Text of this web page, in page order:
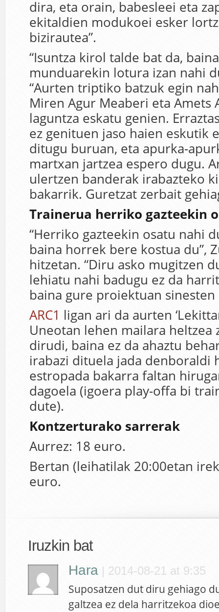
dira, eta orain, babesleei eta
ekitaldien modukoei esker
bizirautea”.
“Isuntza kirol talde bat da,
munduarekin lotura izan nahi
“Aurten triptiko batzuk egin
Miren Agur Meaberi eta Amets
laguntza eskatu genien.
ez genituen jaso haien eskutik
ditugu buruan, eta apurka-
martxan jartzea espero dugu.
ulertzen banderak irabazteko
bakarrik. Guretzat zerbait
Trainerua herriko gazteekin
“Herriko gazteekin osatu nahi
baina horrek bere kostua du”,
hitzetan. “Diru asko mugitzen
lehiatu nahi badugu ez da
baina gure proiektuan sinesten
ARC1 ligan ari da aurten
Uneotan lehen mailara heltzea
dirudi, baina ez da ahaztu
irabazi dituela jada denboraldi
estropada bakarra faltan
dagoela (igoera play-offa bi
dute).
Kontzerturako sarrerak
Aurrez: 18 euro.
Bertan (leihatilak 20:00etan
euro.
Iruzkin bat
Hara | 2014-08-21 at 9:35
Suposatzen dut diru gehiago
galtzea ez dela harritzekoa